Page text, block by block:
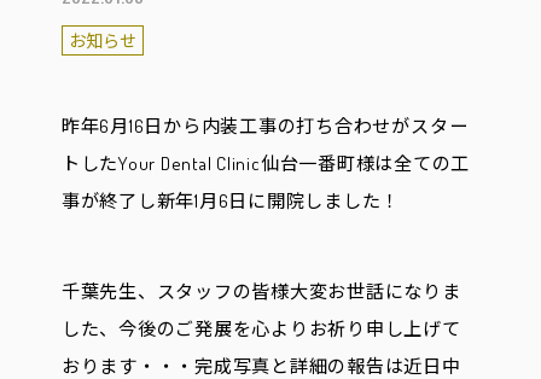
お知らせ
昨年6月16日から内装工事の打ち合わせがスター
トしたYour Dental Clinic仙台一番町様は全ての工
事が終了し新年1月6日に開院しました！
千葉先生、スタッフの皆様大変お世話になりま
した、今後のご発展を心よりお祈り申し上げて
おります・・・完成写真と詳細の報告は近日中